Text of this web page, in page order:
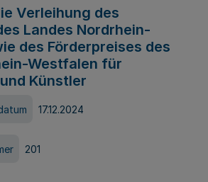
Verleihung des
Landes Nordrhein-
des Förderpreises des
Westfalen für
Künstler
17.12.2024
201